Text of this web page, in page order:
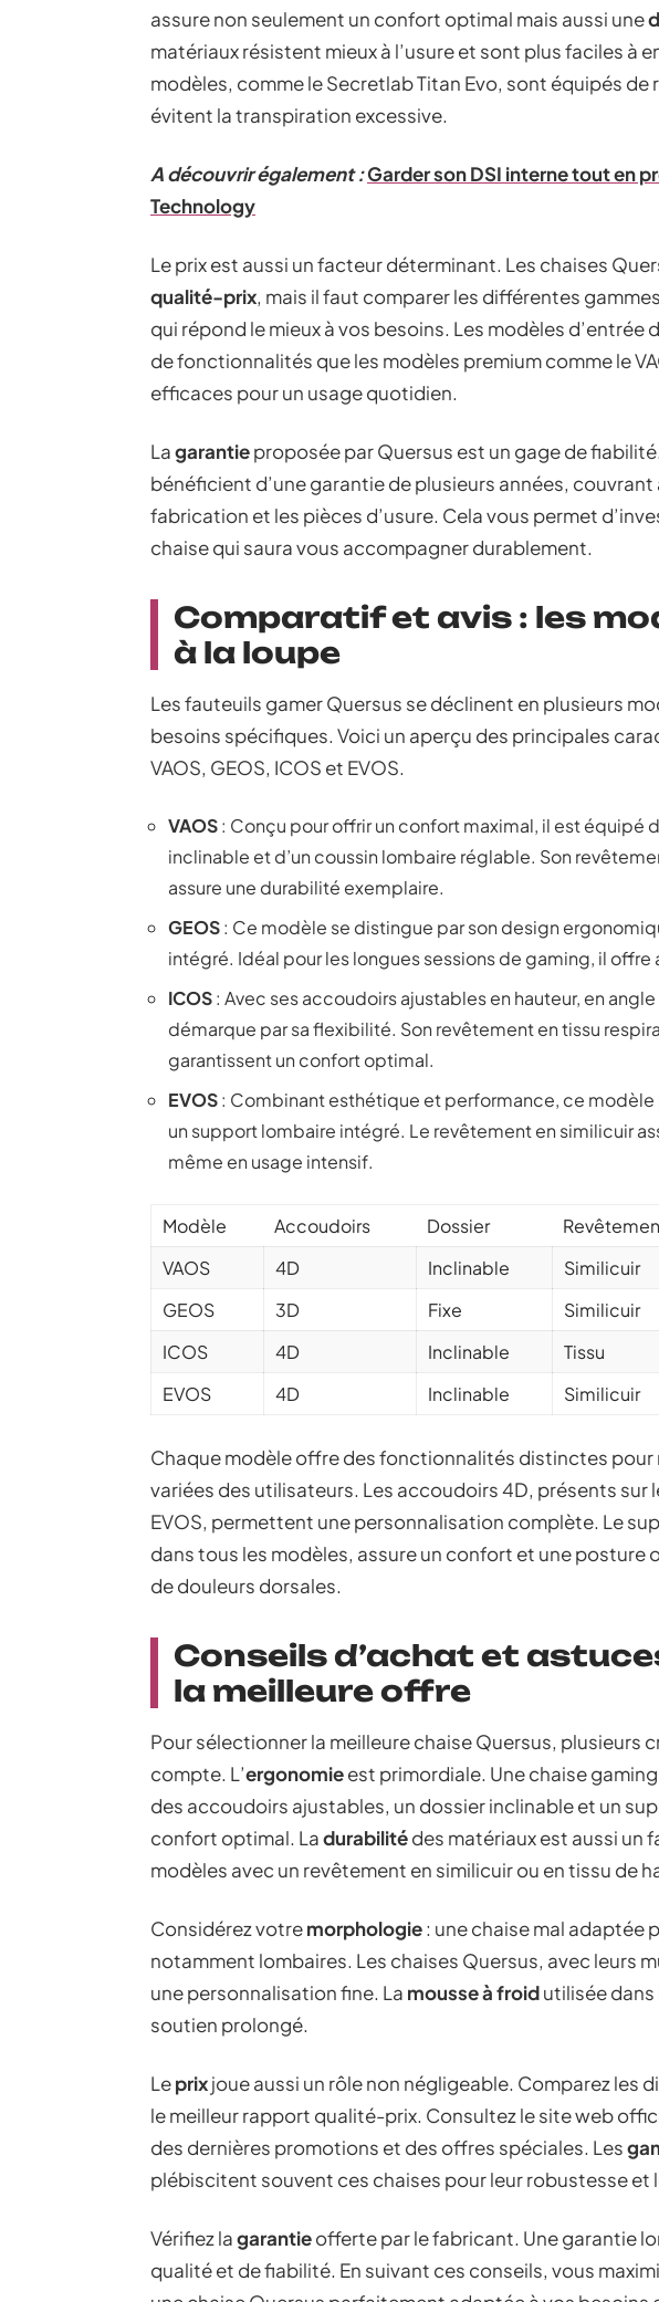
assure non seulement un confort optimal mais aussi une
matériaux résistent mieux à l’usure et sont plus faciles à
modèles, comme le Secretlab Titan Evo, sont équipés
évitent la transpiration excessive.
A découvrir également :Garder son DSI interne tout en
Technology
Le prix est aussi un facteur déterminant. Les chaises
qualité-prix, mais il faut comparer les différentes
qui répond le mieux à vos besoins. Les modèles
de fonctionnalités que les modèles premium comme le
efficaces pour un usage quotidien.
Lagarantieproposée par Quersus est un gage de
bénéficient d’une garantie de plusieurs années,
fabrication et les pièces d’usure. Cela vous permet
chaise qui saura vous accompagner durablement.
Comparatif et avis : les
à la loupe
Les fauteuils gamer Quersus se déclinent en plusieurs
besoins spécifiques. Voici un aperçu des principales
VAOS, GEOS, ICOS et EVOS.
VAOS: Conçu pour offrir un confort maximal, il est équipé
inclinable et d’un coussin lombaire réglable. Son
assure une durabilité exemplaire.
GEOS: Ce modèle se distingue par son design
intégré. Idéal pour les longues sessions de gaming, il
ICOS: Avec ses accoudoirs ajustables en hauteur, en
démarque par sa flexibilité. Son revêtement en tissu
garantissent un confort optimal.
EVOS: Combinant esthétique et performance, ce
un support lombaire intégré. Le revêtement en similicuir
même en usage intensif.
Modèle Accoudoirs Dossier
VAOS
4D Inclinable Similicuir
GEOS
3D Fixe Similicuir
ICOS
4D Inclinable Tissu
EVOS
4D Inclinable Similicuir
Chaque modèle offre des fonctionnalités distinctes pour
variées des utilisateurs. Les accoudoirs 4D, présents sur
EVOS, permettent une personnalisation complète. Le
dans tous les modèles, assure un confort et une posture
de douleurs dorsales.
Conseils d’achat et
la meilleure offre
Pour sélectionner la meilleure chaise Quersus, plusieurs
compte. L’ergonomieest primordiale. Une chaise
des accoudoirs ajustables, un dossier inclinable et un
confort optimal. Ladurabilitédes matériaux est aussi un
modèles avec un revêtement en similicuir ou en tissu de
Considérez votremorphologie: une chaise mal adaptée
notamment lombaires. Les chaises Quersus, avec leurs
une personnalisation fine. La mousse à froidutilisée dans
soutien prolongé.
Leprixjoue aussi un rôle non négligeable. Comparez les
le meilleur rapport qualité-prix. Consultez le site web
des dernières promotions et des offres spéciales. Les
plébiscitent souvent ces chaises pour leur robustesse et
Vérifiez lagarantieofferte par le fabricant. Une garantie
qualité et de fiabilité. En suivant ces conseils, vous